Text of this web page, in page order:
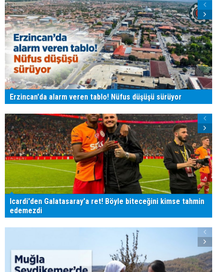
Erzincan'da alarm veren tablo! Nüfus düşüşü sürüyor
Icardi'den Galatasaray'a ret! Böyle biteceğini kimse tahmin
edemezdi